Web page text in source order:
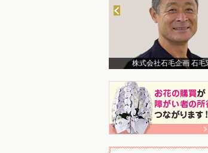
株式会社石毛企画 石毛宏典